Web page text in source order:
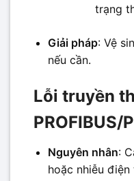
trạng
Giải pháp: Vệ
nếu cần.
Lỗi truyền
PROFIBUS/
Nguyên nhân:
hoặc nhiễu điện